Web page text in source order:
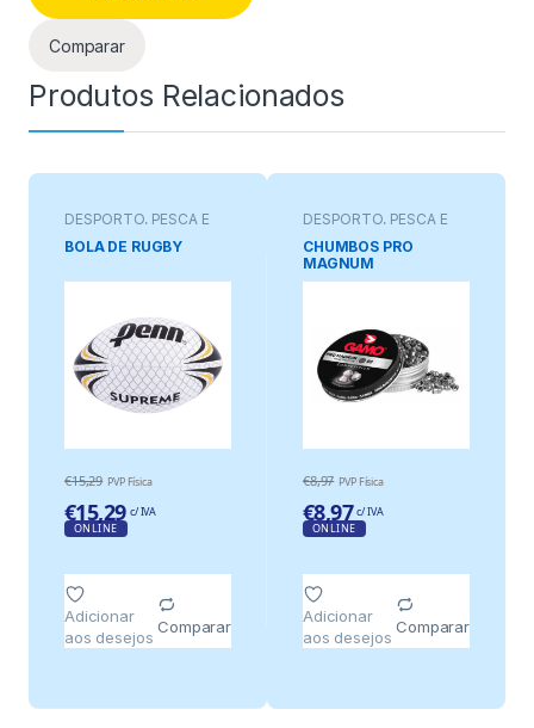
Comparar
Produtos Relacionados
DESPORTO, PESCA E
JOGOS
BOLA DE RUGBY
€15,29 PVP Física
€15,29 c/ IVA
ONLINE
Adicionar
aos desejos
Comparar
DESPORTO, PESCA E
JOGOS
CHUMBOS PRO
MAGNUM
PENETRATION
1 g (15,42 gr), 250
unidades
€8,97 PVP Física
€8,97 c/ IVA
ONLINE
Adicionar
aos desejos
Comparar